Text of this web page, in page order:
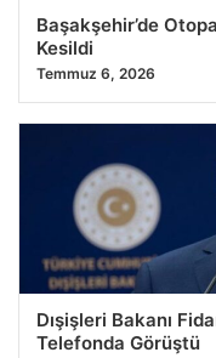
Başakşehir’de
Kesildi
Temmuz 6, 2026
Dışişleri Bakanı
Telefonda Görüştü